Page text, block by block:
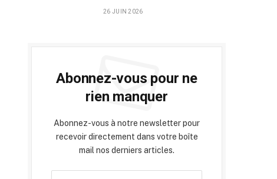
26 JUIN 2026
Abonnez-vous pour ne
rien manquer
Abonnez-vous à notre newsletter pour
recevoir directement dans votre boîte
mail nos derniers articles.